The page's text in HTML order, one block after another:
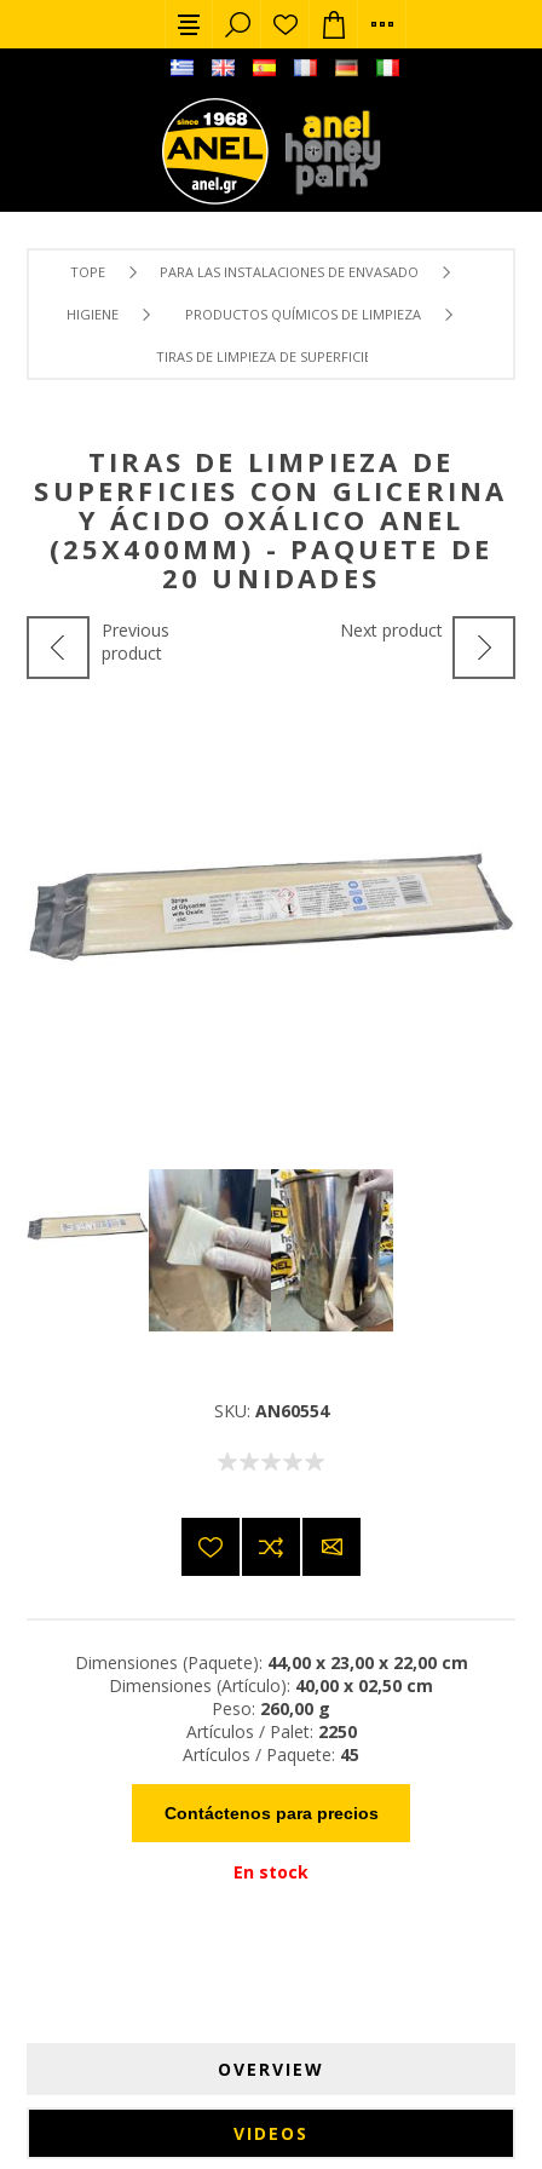
TOPE PARA LAS INSTALACIONES DE ENVASADO
HIGIENE PRODUCTOS QUÍMICOS DE LIMPIEZA
TIRAS DE LIMPIEZA DE SUPERFICIES CON GLICERINA Y
TIRAS DE LIMPIEZA DE
SUPERFICIES CON GLICERINA
Y ÁCIDO OXÁLICO ANEL
(25X400MM) - PAQUETE DE
20 UNIDADES
Previous
product
Next product
SKU: AN60554
Dimensiones (Paquete): 44,00 x 23,00 x 22,00 cm
Dimensiones (Artículo): 40,00 x 02,50 cm
Peso: 260,00 g
Artículos / Palet: 2250
Artículos / Paquete: 45
Contáctenos para precios
En stock
OVERVIEW
VIDEOS